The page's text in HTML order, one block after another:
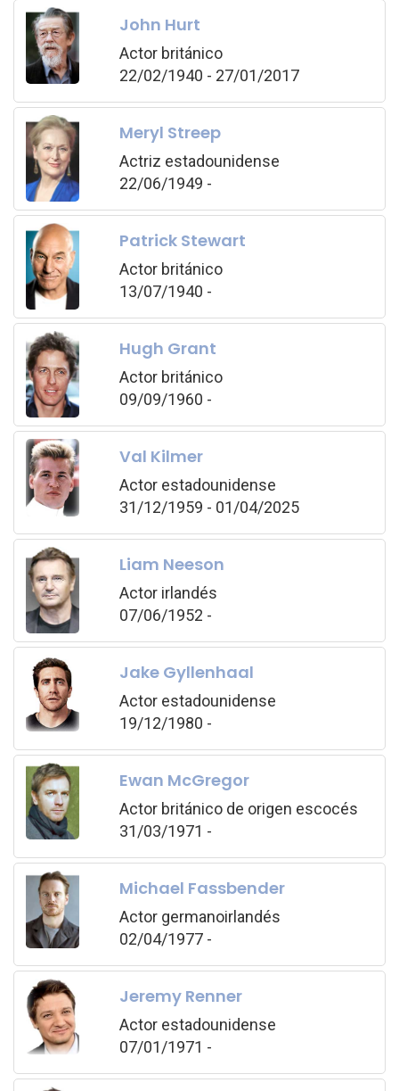
John Hurt
Actor británico
22/02/1940 - 27/01/2017
Meryl Streep
Actriz estadounidense
22/06/1949 -
Patrick Stewart
Actor británico
13/07/1940 -
Hugh Grant
Actor británico
09/09/1960 -
Val Kilmer
Actor estadounidense
31/12/1959 - 01/04/2025
Liam Neeson
Actor irlandés
07/06/1952 -
Jake Gyllenhaal
Actor estadounidense
19/12/1980 -
Ewan McGregor
Actor británico de origen escocés
31/03/1971 -
Michael Fassbender
Actor germanoirlandés
02/04/1977 -
Jeremy Renner
Actor estadounidense
07/01/1971 -